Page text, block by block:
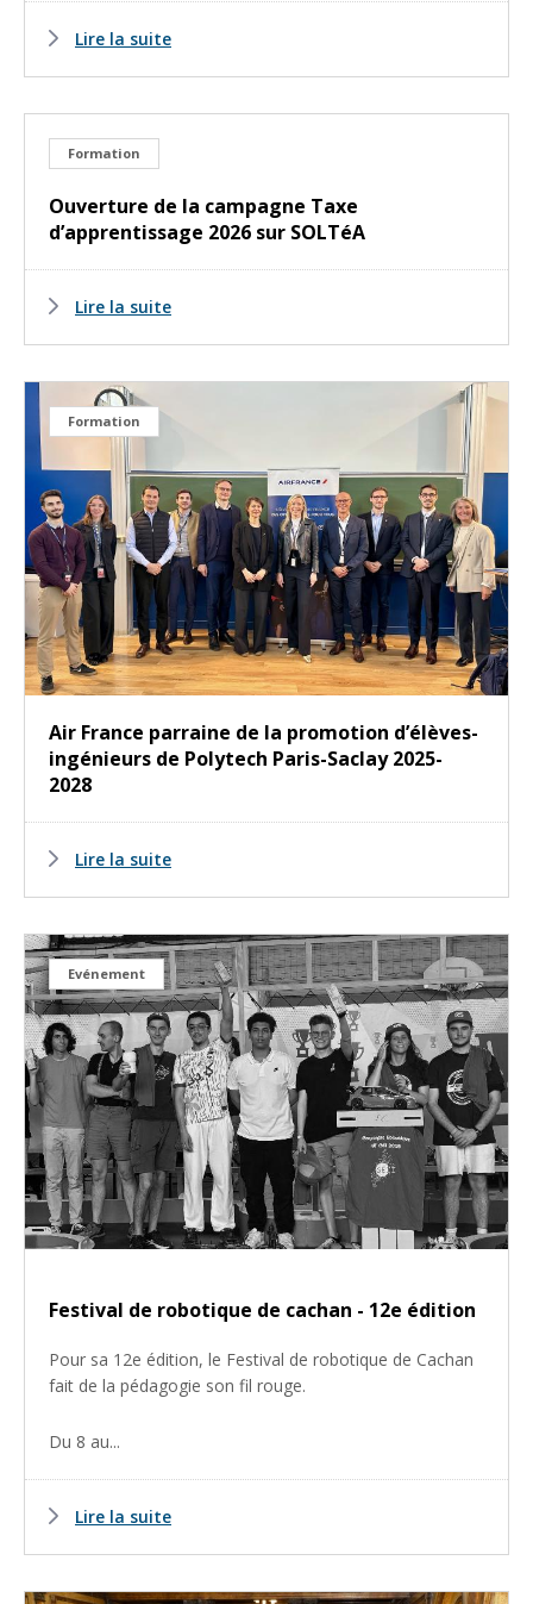
Lire la suite
Formation
Ouverture de la campagne Taxe
d’apprentissage 2026 sur SOLTéA
Lire la suite
Formation
Air France parraine de la promotion d’élèves-
ingénieurs de Polytech Paris-Saclay 2025-
2028
Lire la suite
Evénement
Festival de robotique de cachan - 12e édition
Pour sa 12e édition, le Festival de robotique de Cachan
fait de la pédagogie son fil rouge.
Du 8 au...
Lire la suite